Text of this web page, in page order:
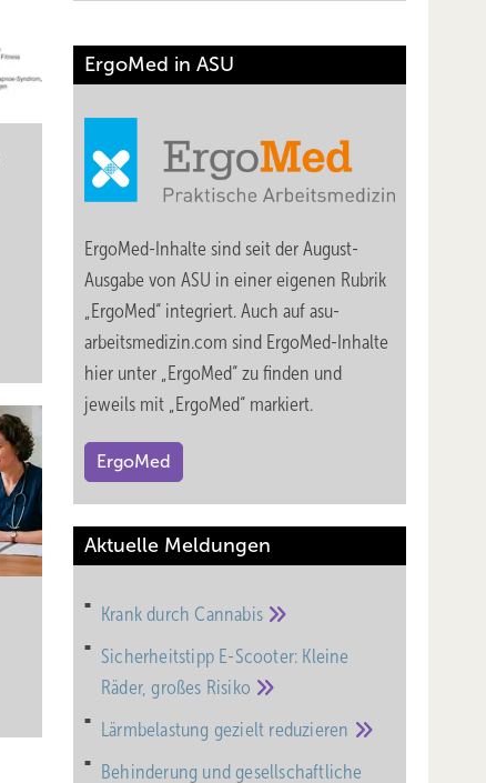
ErgoMed in ASU
ErgoMed-Inhalte sind seit der August-
Ausgabe von ASU in einer eigenen Rubrik
„ErgoMed“ integriert. Auch auf asu-
arbeitsmedizin.com sind ErgoMed-Inhalte
hier unter „ErgoMed“ zu finden und
jeweils mit „ErgoMed“ markiert.
ErgoMed
Aktuelle Meldungen
Krank durchCannabis
Sicherheitstipp E-Scooter: Kleine
Räder, großes Risiko
Lärmbelastung gezielt reduzieren
Behinderung und gesell­schaft­liche